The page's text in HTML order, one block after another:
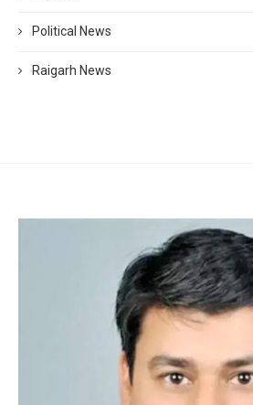
Political News
Raigarh News